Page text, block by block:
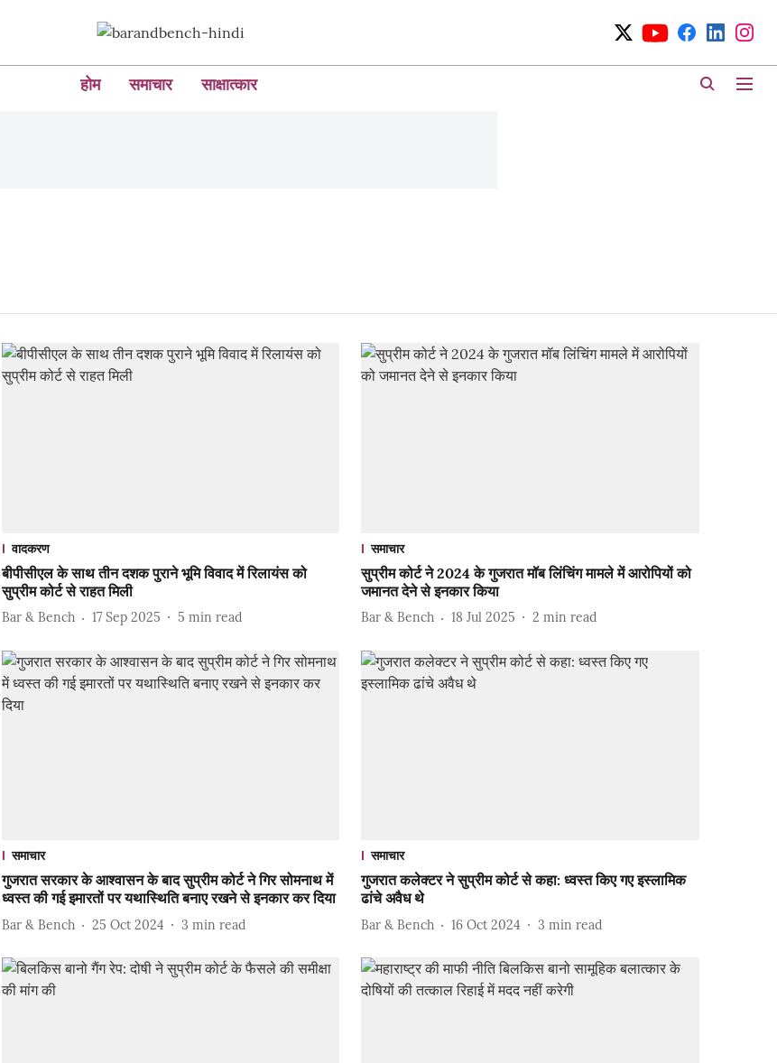
होम समाचार साक्षात्कार
वादकरण
बीपीसीएल के साथ तीन दशक पुराने भूमि विवाद में रिलायंस को
सुप्रीम कोर्ट से राहत मिली
Bar & Bench 17 Sep 2025 5 min read
समाचार
सुप्रीम कोर्ट ने 2024 के गुजरात मॉब लिंचिंग मामले में आरोपियों को
जमानत देने से इनकार किया
Bar & Bench 18 Jul 2025 2 min read
समाचार
गुजरात सरकार के आश्वासन के बाद सुप्रीम कोर्ट ने गिर सोमनाथ में
ध्वस्त की गई इमारतों पर यथास्थिति बनाए रखने से इनकार कर दिया
Bar & Bench 25 Oct 2024 3 min read
समाचार
गुजरात कलेक्टर ने सुप्रीम कोर्ट से कहा: ध्वस्त किए गए इस्लामिक
ढांचे अवैध थे
Bar & Bench 16 Oct 2024 3 min read